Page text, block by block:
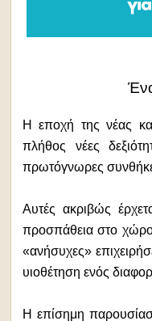
Η εποχή της νέας
πλήθος νέες
πρωτόγνωρες
Αυτές ακριβώς
προσπάθεια στο
«ανήσυχες»
υιοθέτηση ενός
Η επίσημη